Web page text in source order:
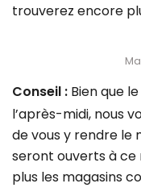
trouverez encore
Conseil : Bien que
l’après-midi, nous
de vous y rendre le
seront ouverts à ce
plus les magasins